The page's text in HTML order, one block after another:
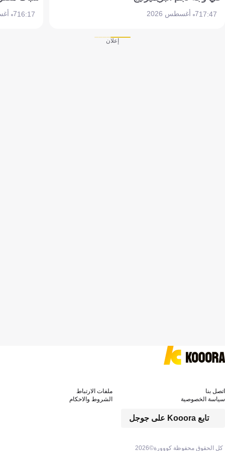
17:477 أغسطس 2026 16:177 أغسطس 2026
إعلان
كل الحقوق محفوظة كووورة©2026
تابع Kooora على جوجل
اتصل بنا
ملفات الارتباط
سياسة الخصوصية
الشروط والاحكام